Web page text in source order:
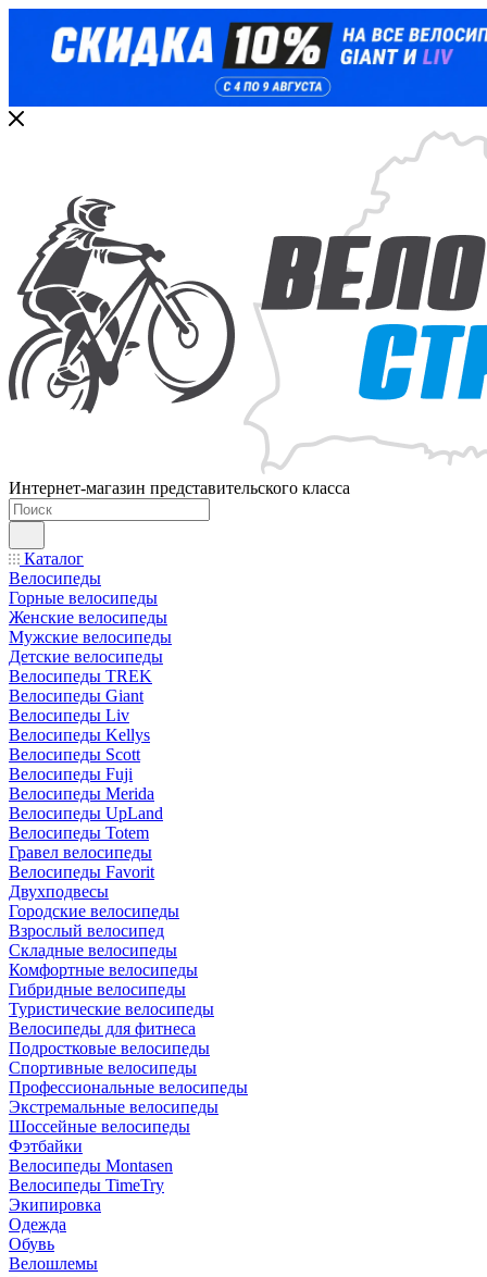
Интернет-магазин представительского класса
Каталог
Велосипеды
Горные велосипеды
Женские велосипеды
Мужские велосипеды
Детские велосипеды
Велосипеды TREK
Велосипеды Giant
Велосипеды Liv
Велосипеды Kellys
Велосипеды Scott
Велосипеды Fuji
Велосипеды Merida
Велосипеды UpLand
Велосипеды Totem
Гравел велосипеды
Велосипеды Favorit
Двухподвесы
Городские велосипеды
Взрослый велосипед
Складные велосипеды
Комфортные велосипеды
Гибридные велосипеды
Туристические велосипеды
Велосипеды для фитнеса
Подростковые велосипеды
Спортивные велосипеды
Профессиональные велосипеды
Экстремальные велосипеды
Шоссейные велосипеды
Фэтбайки
Велосипеды Montasen
Велосипеды TimeTry
Экипировка
Одежда
Обувь
Велошлемы